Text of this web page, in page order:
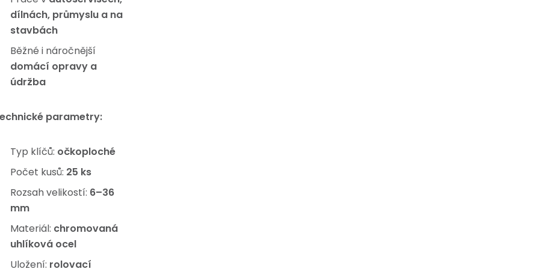
dílnách, průmyslu a na
stavbách
Běžné i náročnější
domácí opravy a
údržba
parametry:
Typ klíčů: očkoploché
Počet kusů: 25 ks
Rozsah velikostí: 6–36
mm
Materiál: chromovaná
uhlíková ocel
Uložení: rolovací